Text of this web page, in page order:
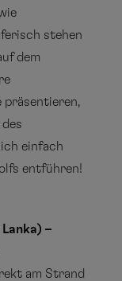
stehen
dem
präsentieren,
einfach
entführen!
–
am Strand